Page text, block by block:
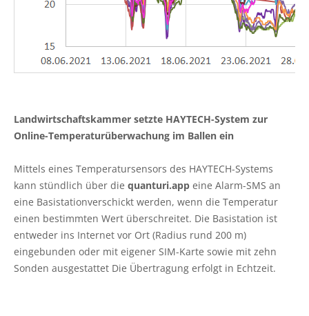
Landwirtschaftskammer setzte HAYTECH-System zur
Online-Temperaturüberwachung im Ballen ein
Mittels eines Temperatursensors des HAYTECH-Systems
kann stündlich über die quanturi.app eine Alarm-SMS an
eine Basistationverschickt werden, wenn die Temperatur
einen bestimmten Wert überschreitet. Die Basistation ist
entweder ins Internet vor Ort (Radius rund 200 m)
eingebunden oder mit eigener SIM-Karte sowie mit zehn
Sonden ausgestattet Die Übertragung erfolgt in Echtzeit.